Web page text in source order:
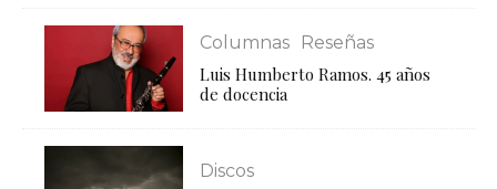
Columnas Reseñas
Luis Humberto Ramos. 45 años
de docencia
Discos